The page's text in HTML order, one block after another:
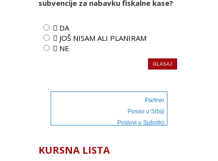
subvencije za nabavku fiskalne kase?
 DA
 JOŠ NISAM ALI PLANIRAM
 NE
Partner
Posao u Srbiji
Poslovi u Subotici
KURSNA LISTA